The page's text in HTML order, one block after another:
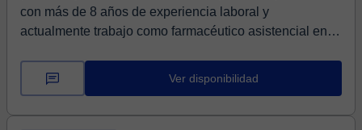
con más de 8 años de experiencia laboral y
actualmente trabajo como farmacéutico asistencial en
Ver disponibilidad